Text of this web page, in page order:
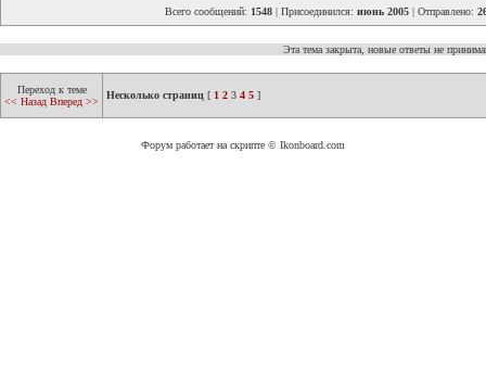
Всего сообщений: 1548 | Присоединился: июнь 2005 | Отправлено:
Эта тема закрыта, новые ответы не
Переход к теме
<< Назад Вперед >>
Несколько страниц [ 1 2 3 4 5 ]
Форум работает на скрипте © Ikonboard.com